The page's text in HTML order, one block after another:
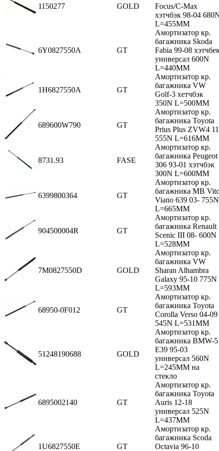
1150277 GOLD
Focus/C-Max
хэтчбэк 98-04
L=455MM
6Y0827550A GT
Амортизатор кр.
багажника Skoda
Fabia 99-08
универсал 600N
L=440MM
1H6827550A GT
Амортизатор кр.
багажника VW
Golf-3 хетчбэк
350N L=500MM
689600W790 GT
Амортизатор кр.
багажника Toyota
Prius Plus ZVW4
555N L=616MM
8731.93 FASE
Амортизатор кр.
багажника Peugeot
306 93-01 хэтчбэк
300N L=600MM
6399800364 GT
Амортизатор кр.
багажника MB
Viano 639 03- 755N
L=665MM
904500004R GT
Амортизатор кр.
багажника Renault
Scenic III 08- 600N
L=528MM
7M0827550D GOLD
Амортизатор кр.
багажника VW
Sharan Alhambra
Galaxy 95-10 775N
L=593MM
68950-0F012 GT
Амортизатор кр.
багажника Toyota
Corolla Verso 04-09
545N L=531MM
51248190688 GOLD
Амортизатор кр.
багажника BMW-5
E39 95-03
универсал 560N
L=245MM на
стекло
6895002140 GT
Амортизатор кр.
багажника Toyota
Auris 12-18
универсал 525N
L=437MM
1U6827550E GT
Амортизатор кр.
багажника Scoda
Octavia 96-10